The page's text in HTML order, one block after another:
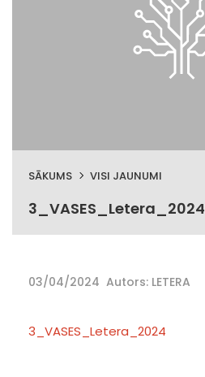
SĀKUMS VISI JAUNUMI
3_VASES_Letera_2024
03/04/2024 Autors: LETERA
3_VASES_Letera_2024